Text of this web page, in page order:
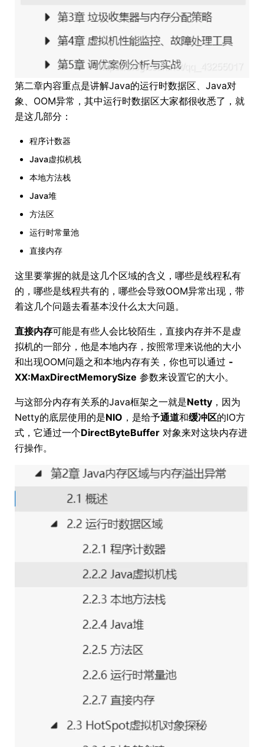
第二章内容重点是讲解Java的运行时数据区、Java对
象、OOM异常，其中运行时数据区大家都很收悉了，就
是这几部分：
程序计数器
Java虚拟机栈
本地方法栈
Java堆
方法区
运行时常量池
直接内存
这里要掌握的就是这几个区域的含义，哪些是线程私有
的，哪些是线程共有的，哪些会导致OOM异常出现，带
着这几个问题去看基本没什么太大问题。
直接内存可能是有些人会比较陌生，直接内存并不是虚
拟机的一部分，他是本地内存，按照常理来说他的大小
和出现OOM问题之和本地内存有关，你也可以通过 -
XX:MaxDirectMemorySize 参数来设置它的大小。
与这部分内存有关系的Java框架之一就是Netty ，因为
Netty的底层使用的是NIO ，是给予通道和缓冲区的IO方
式，它通过一个DirectByteBuffer 对象来对这块内存进
行操作。